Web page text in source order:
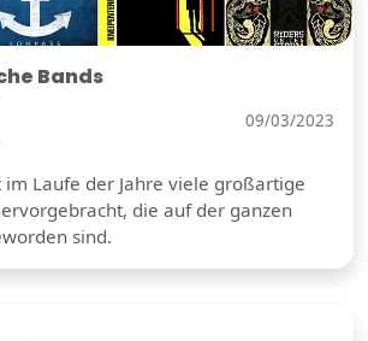
Bands
09/03/2023
im Laufe der Jahre viele großartige
die auf der ganzen
sind.